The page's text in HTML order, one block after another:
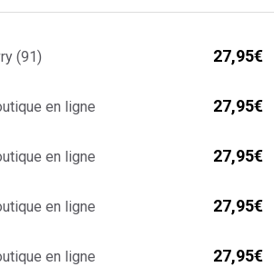
(91) 27,95€
en ligne 27,95€
en ligne 27,95€
en ligne 27,95€
en ligne 27,95€